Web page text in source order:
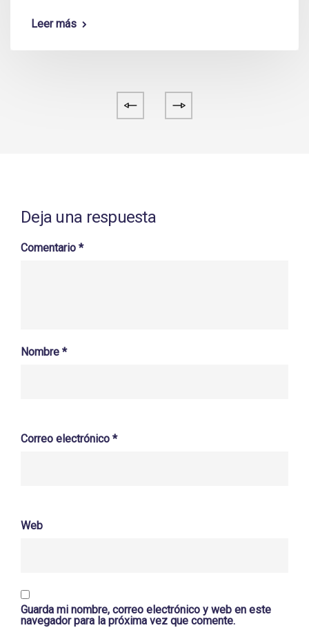
Leer más
Deja una respuesta
Comentario *
Nombre *
Correo electrónico *
Web
Guarda mi nombre, correo electrónico y web en este
navegador para la próxima vez que comente.